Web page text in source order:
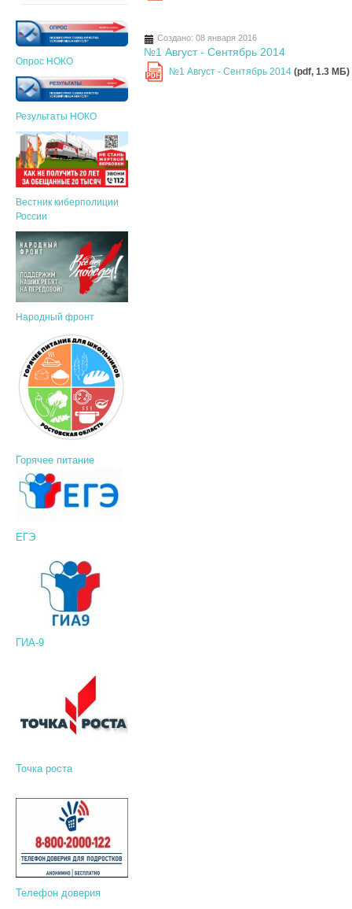
Создано: 08 января 2016
№1 Август - Сентябрь 2014
PDF №1 Август - Сентябрь 2014(pdf, 1.3 MБ)
Опрос НОКО
Результаты НОКО
Вестник киберполиции
России
Народный фронт
Горячее питание
ЕГЭ
ГИА-9
Точка роста
Телефон доверия